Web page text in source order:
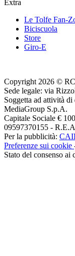
Extra
Le Tolfe Fan-
Biciscuola
Store
Giro-E
Copyright 2026 ©
Sede legale: via
Soggetta ad attività
MediaGroup S.p.A.
Capitale Sociale €
09597370155 -
Per la pubblicità:
Preferenze sui cookie
Stato del consenso ai